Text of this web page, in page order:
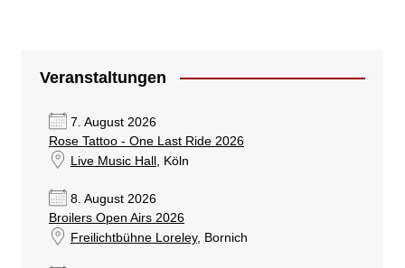
Veranstaltungen
7. August 2026
Rose Tattoo - One Last Ride 2026
Live Music Hall
, Köln
8. August 2026
Broilers Open Airs 2026
Freilichtbühne Loreley, Bornich